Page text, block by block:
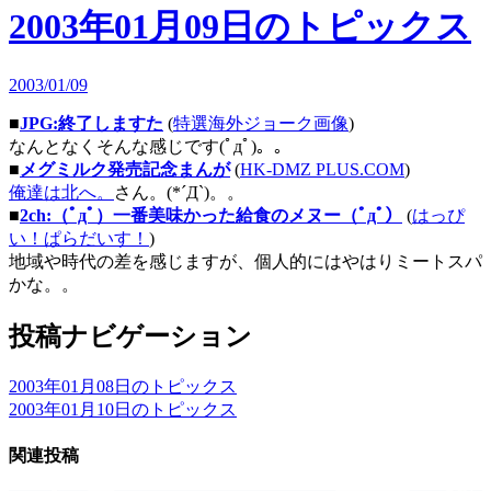
2003年01月09日のトピックス
2003/01/09
■JPG:終了しますた (特選海外ジョーク画像)
なんとなくそんな感じです(ﾟдﾟ)。。
■ メグミルク発売記念まんが(HK-DMZ PLUS.COM)
俺達は北へ。
さん。(*´Д`)。。
■2ch:（ﾟдﾟ）一番美味かった給食のメヌー（ﾟдﾟ） (はっぴ
い！ぱらだいす！ )
地域や時代の差を感じますが、個人的にはやはりミートスパ
かな。。
投稿ナビゲーション
2003年01月08日のトピックス
2003年01月10日のトピックス
関連投稿